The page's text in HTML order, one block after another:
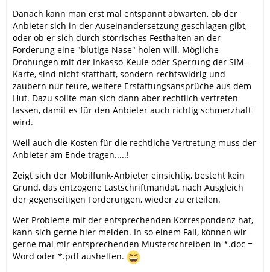
Danach kann man erst mal entspannt abwarten, ob der
Anbieter sich in der Auseinandersetzung geschlagen gibt,
oder ob er sich durch störrisches Festhalten an der
Forderung eine "blutige Nase" holen will. Mögliche
Drohungen mit der Inkasso-Keule oder Sperrung der SIM-
Karte, sind nicht statthaft, sondern rechtswidrig und
zaubern nur teure, weitere Erstattungsansprüche aus dem
Hut. Dazu sollte man sich dann aber rechtlich vertreten
lassen, damit es für den Anbieter auch richtig schmerzhaft
wird.
Weil auch die Kosten für die rechtliche Vertretung muss der
Anbieter am Ende tragen.....!
Zeigt sich der Mobilfunk-Anbieter einsichtig, besteht kein
Grund, das entzogene Lastschriftmandat, nach Ausgleich
der gegenseitigen Forderungen, wieder zu erteilen.
Wer Probleme mit der entsprechenden Korrespondenz hat,
kann sich gerne hier melden. In so einem Fall, können wir
gerne mal mir entsprechenden Musterschreiben in *.doc =
Word oder *.pdf aushelfen.